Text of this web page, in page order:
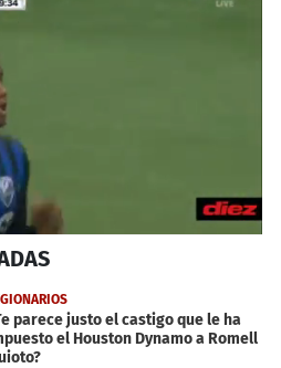
parece justo el castigo que le ha
el Houston Dynamo a Romell